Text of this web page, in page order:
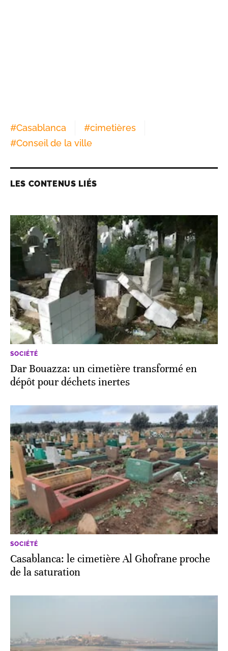
#Casablanca #cimetières
#Conseil de la ville
LES CONTENUS LIÉS
SOCIÉTÉ
Dar Bouazza: un cimetière transformé en
dépôt pour déchets inertes
SOCIÉTÉ
Casablanca: le cimetière Al Ghofrane proche
de la saturation